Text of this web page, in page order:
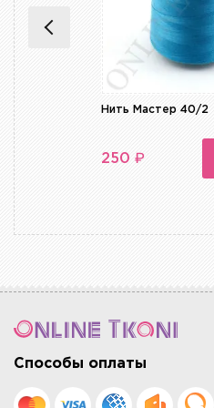
Нить Мастер 40/2
250 ₽
Способы оплаты